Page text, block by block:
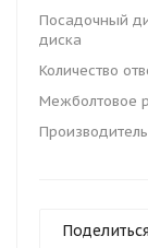
Посадочный
диска
Количество
Межболтовое
Производитель
Поделиться